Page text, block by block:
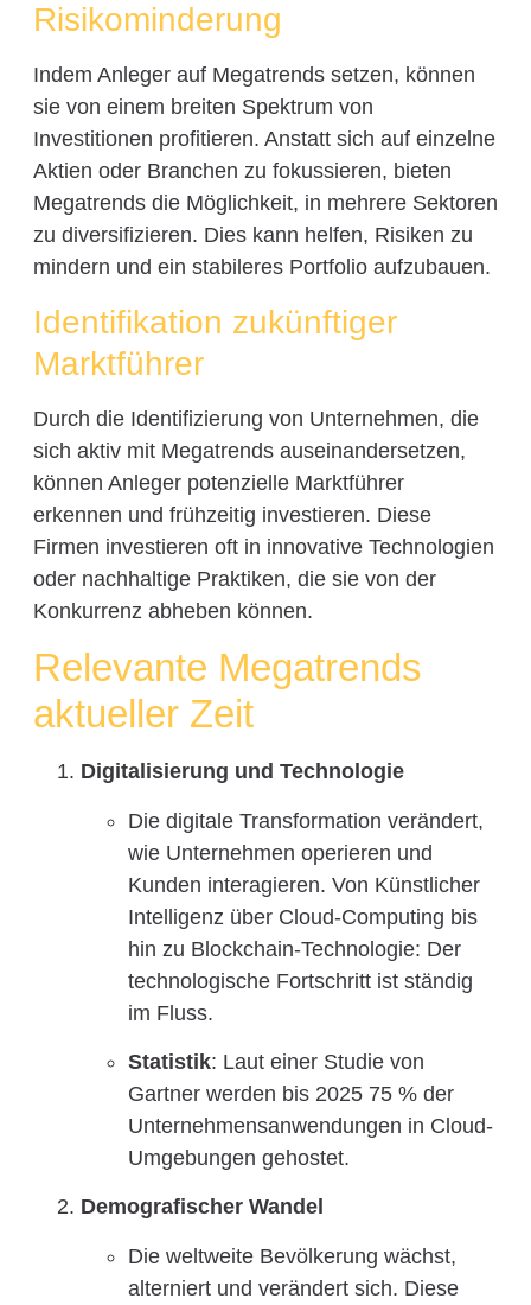
Risikominderung
Indem Anleger auf Megatrends setzen, können
sie von einem breiten Spektrum von
Investitionen profitieren. Anstatt sich auf einzelne
Aktien oder Branchen zu fokussieren, bieten
Megatrends die Möglichkeit, in mehrere Sektoren
zu diversifizieren. Dies kann helfen, Risiken zu
mindern und ein stabileres Portfolio aufzubauen.
Identifikation zukünftiger
Marktführer
Durch die Identifizierung von Unternehmen, die
sich aktiv mit Megatrends auseinandersetzen,
können Anleger potenzielle Marktführer
erkennen und frühzeitig investieren. Diese
Firmen investieren oft in innovative Technologien
oder nachhaltige Praktiken, die sie von der
Konkurrenz abheben können.
Relevante Megatrends
aktueller Zeit
Digitalisierung und Technologie
Die digitale Transformation verändert,
wie Unternehmen operieren und
Kunden interagieren. Von Künstlicher
Intelligenz über Cloud-Computing bis
hin zu Blockchain-Technologie: Der
technologische Fortschritt ist ständig
im Fluss.
Statistik: Laut einer Studie von
Gartner werden bis 2025 75 % der
Unternehmensanwendungen in Cloud-
Umgebungen gehostet.
Demografischer Wandel
Die weltweite Bevölkerung wächst,
alterniert und verändert sich. Diese